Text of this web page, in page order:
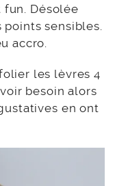
fun. Désolée
points sensibles.
accro.
les lèvres 4
besoin alors
en ont